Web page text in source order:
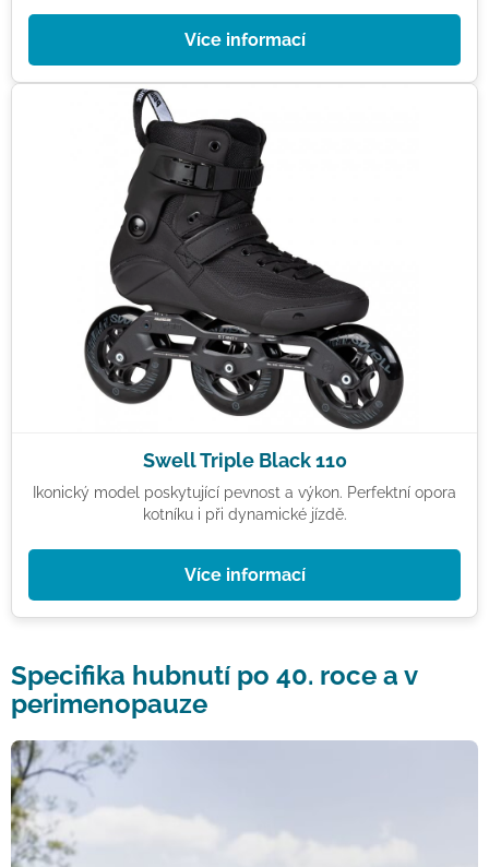
Více informací
Swell Triple Black 110
Ikonický model poskytující pevnost a výkon. Perfektní opora
kotníku i při dynamické jízdě.
Více informací
Specifika hubnutí po 40. roce a v
perimenopauze